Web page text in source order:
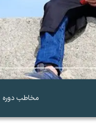
مخاطب دوره